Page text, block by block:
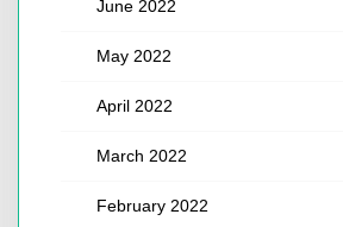
June 2022
May 2022
April 2022
March 2022
February 2022